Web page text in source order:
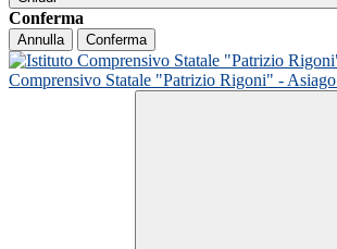
Conferma
Annulla Conferma
Comprensivo Statale "Patrizio Rigoni" - Asiago